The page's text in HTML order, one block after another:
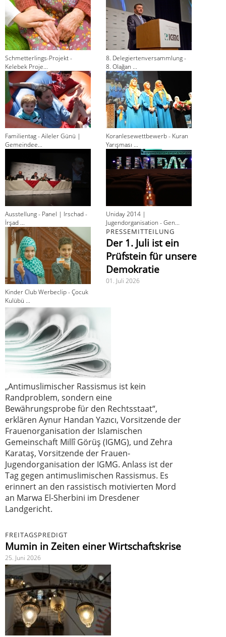
Schmetterlings-Projekt -
Kelebek Proje...
8. Delegiertenversammlung -
8. Olağan ...
Familientag - Aileler Günü |
Gemeindee...
Koranlesewettbewerb - Kuran
Yarışması ...
Ausstellung - Panel | Irschad -
İrşad ...
Uniday 2014 |
Jugendorganisation - Gen...
Kinder Club Werbeclip - Çocuk
Kulübü ...
PRESSEMITTEILUNG
Der 1. Juli ist ein
Prüfstein für unsere
Demokratie
01. Juli 2026
„Antimuslimischer Rassismus ist kein
Randproblem, sondern eine
Bewährungsprobe für den Rechtsstaat“,
erklären Aynur Handan Yazıcı, Vorsitzende der
Frauenorganisation der Islamischen
Gemeinschaft Millî Görüş (IGMG), und Zehra
Karataş, Vorsitzende der Frauen-
Jugendorganisation der IGMG. Anlass ist der
Tag gegen antimuslimischen Rassismus. Es
erinnert an den rassistisch motivierten Mord
an Marwa El-Sherbini im Dresdener
Landgericht.
FREITAGSPREDIGT
Mumin in Zeiten einer Wirtschaftskrise
25. Juni 2026